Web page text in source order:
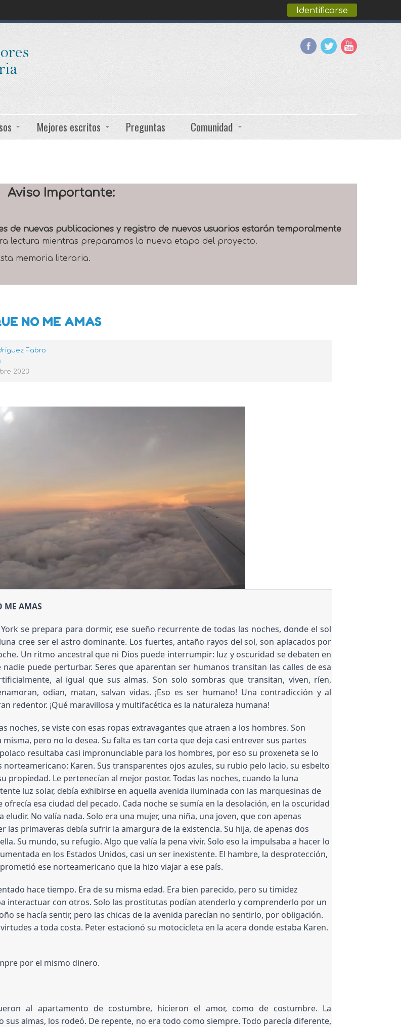
Identificarse
Mejores escritos Preguntas Comunidad
Aviso Importante:
de nuevas publicaciones y registro de nuevos usuarios estarán temporalmente
lectura mientras preparamos la nueva etapa del proyecto.
memoria literaria.
NO ME AMAS
Fabro
2023
ME AMAS
se prepara para dormir, ese sueño recurrente de todas las noches, donde el sol
cree ser el astro dominante. Los fuertes, antaño rayos del sol, son aplacados por
Un ritmo ancestral que ni Dios puede interrumpir: luz y oscuridad se debaten en
nadie puede perturbar. Seres que aparentan ser humanos transitan las calles de esa
al igual que sus almas. Son solo sombras que transitan, viven, ríen,
odian, matan, salvan vidas. ¡Eso es ser humano! Una contradicción y al
redentor. ¡Qué maravillosa y multifacética es la naturaleza humana!
noches, se viste con esas ropas extravagantes que atraen a los hombres. Son
misma, pero no lo desea. Su falta es tan corta que deja casi entrever sus partes
resultaba casi impronunciable para los hombres, por eso su proxeneta se lo
Karen. Sus transparentes ojos azules, su rubio pelo lacio, su esbelto
propiedad. Le pertenecían al mejor postor. Todas las noches, cuando la luna
luz solar, debía exhibirse en aquella avenida iluminada con las marquesinas de
ofrecía esa ciudad del pecado. Cada noche se sumía en la desolación, en la oscuridad
eludir. No valía nada. Solo era una mujer, una niña, una joven, que con apenas
las primaveras debía sufrir la amargura de la existencia. Su hija, de apenas dos
Su mundo, su refugio. Algo que valía la pena vivir. Solo eso la impulsaba a hacer lo
en los Estados Unidos, casi un ser inexistente. El hambre, la desprotección,
ese norteamericano que la hizo viajar a ese país.
hace tiempo. Era de su misma edad. Era bien parecido, pero su timidez
interactuar con otros. Solo las prostitutas podían atenderlo y comprenderlo por un
se hacía sentir, pero las chicas de la avenida parecían no sentirlo, por obligación.
a toda costa. Peter estacionó su motocicleta en la acera donde estaba Karen.
por el mismo dinero.
al apartamento de costumbre, hicieron el amor, como de costumbre. La
sus almas, los rodeó. De repente, no era todo como siempre. Todo parecía diferente,